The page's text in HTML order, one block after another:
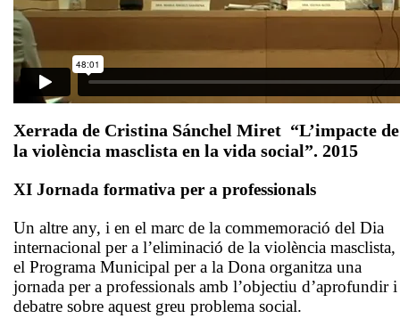
Xerrada de Cristina Sánchel Miret “L’impacte de
la violència masclista en la vida social”. 2015
XI Jornada formativa per a professionals
Un altre any, i en el marc de la commemoració del Dia
internacional per a l’eliminació de la violència masclista,
el Programa Municipal per a la Dona organitza una
jornada per a professionals amb l’objectiu d’aprofundir i
debatre sobre aquest greu problema social.